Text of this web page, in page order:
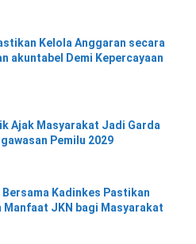
Kelola Anggaran secara
akuntabel Demi Kepercayaan
Ajak Masyarakat Jadi Garda
Pemilu 2029
Bersama Kadinkes Pastikan
Manfaat JKN bagi Masyarakat